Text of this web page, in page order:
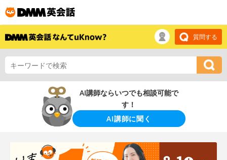
質問する
AI講師ならいつでも相談可能で
す！
AI講師に聞く